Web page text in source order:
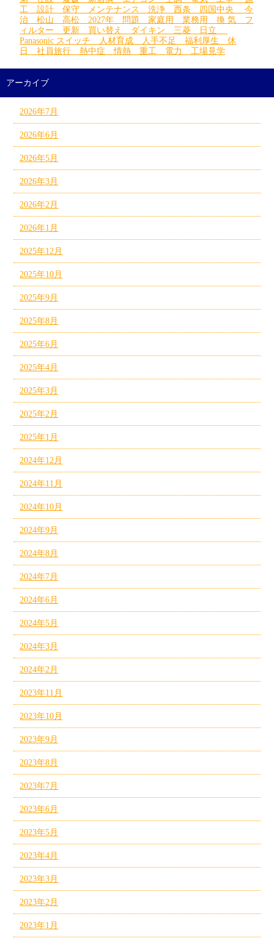
工 設計 保守 メンテナンス 洗浄 西条 四国中央 今
治 松山 高松 2027年 問題 家庭用 業務用 換 気 フ
ィルター 更新 買い替え ダイキン 三菱 日立
Panasonic スイッチ 人材育成 人手不足 福利厚生 休
日 社員旅行 熱中症 情熱 重工 電力 工場見学
アーカイブ
2026年7月
2026年6月
2026年5月
2026年3月
2026年2月
2026年1月
2025年12月
2025年10月
2025年9月
2025年8月
2025年6月
2025年4月
2025年3月
2025年2月
2025年1月
2024年12月
2024年11月
2024年10月
2024年9月
2024年8月
2024年7月
2024年6月
2024年5月
2024年3月
2024年2月
2023年11月
2023年10月
2023年9月
2023年8月
2023年7月
2023年6月
2023年5月
2023年4月
2023年3月
2023年2月
2023年1月